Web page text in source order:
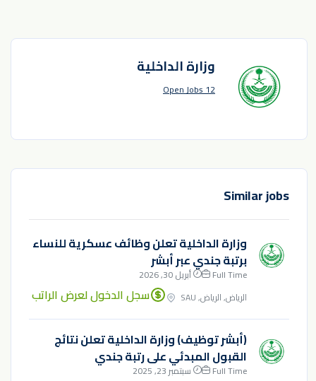
وزارة الداخلية
12 Open Jobs
Similar jobs
وزارة الداخلية تعلن وظائف عسكرية للنساء
برتبة جندي عبر أبشر
Full Time
أبريل 30, 2026
الرياض, الرياض, SAU
سجل الدخول لعرض الراتب
(أبشر توظيف) وزارة الداخلية تعلن نتائج
القبول المبدئي على رتبة جندي
Full Time
سبتمبر 23, 2025